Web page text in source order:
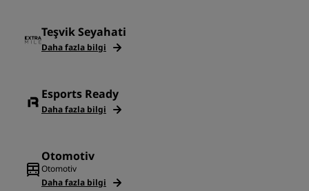
Teşvik Seyahati
Daha fazla bilgi
Esports Ready
Daha fazla bilgi
Otomotiv
Otomotiv
Daha fazla bilgi